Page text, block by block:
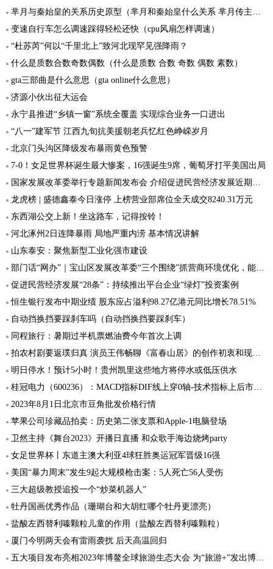
芈月与秦始皇的关系历史原型（芈月和秦始皇什么关系 芈月传主要人物关系图）
变速自行车怎么调速踩得轻松还快（cpu风扇怎样调速）
“杜苏芮”何以“千里北上”致河北现罕见强降雨？
什么是质数合数奇数偶数（什么是质数 合数 奇数 偶数 素数）
gta三部曲是什么意思（gta online什么意思）
济源小伙出征大运会
永宁县推进“乡镇一窗”系统全覆盖 实现综合业务一口进出
“八一”建军节 江西九旬抗美援朝老兵忆红色峥嵘岁月
北京门头沟区降级发布暴雨黄色预警
7-0！女足世界杯诞生最大惨案，16强诞生9席，葡萄牙打平美国出局
国家发展改革委举行专题新闻发布会 介绍促进民营经济发展近期若干举措相关情况
龙虎榜 | 盛德鑫泰今日涨停 上榜营业部席位全天成交8240.31万元
东西湖公交上新！坐这路车，记得按铃！
河北涿州2日连降暴雨 局地严重内涝 基本情况讲解
山东泰安：聚焦新型工业化强市建设
部门话“网办”｜宝山区发展改革委“三个围绕”抓营商环境优化，能网则网，应办尽办
促进民营经济发展“28条”：持续推出平台企业“绿灯”投资案例
恒生银行发布中期业绩 股东应占溢利98.27亿港元同比增长78.51%
自动挡换挡要踩刹车吗（自动挡换挡要踩刹车）
同程旅行：暑期过半机票燃油费今年首次上调
拍农村剧要返璞归真 演员王伟畅聊《富春山居》的创作初衷和现实意义
明日停水！预计5小时！贵州凯里这些地方将停水或低压供水
桂冠电力（600236）：MACD指标DIF线上穿0轴-技术指标上后市看多（08-01）
2023年8月1日北京市豆角批发价格行情
苹果公司珍藏品拍卖：历史第二张支票和Apple-1电脑登场
卫然主持《舞台2023》开播日直播 和众歌手海边烧烤party
女足世界杯丨东道主澳大利亚4球狂胜奥运冠军晋级16强
美国“暴力周末”发生9起大规模枪击案：5人死亡56人受伤
三大超级教授追投一个“炒菜机器人”
牡丹国画优秀作品（珊瑚台和大胡红哪个牡丹更漂亮）
盐酸左西替利嗪颗粒儿童的作用（盐酸左西替利嗪颗粒）
厦门今明两天会有雷雨袭扰 后天高温回归
五大项目发布亮相2023年博鳌全球旅游生态大会 为“旅游+”发出博鳌声音